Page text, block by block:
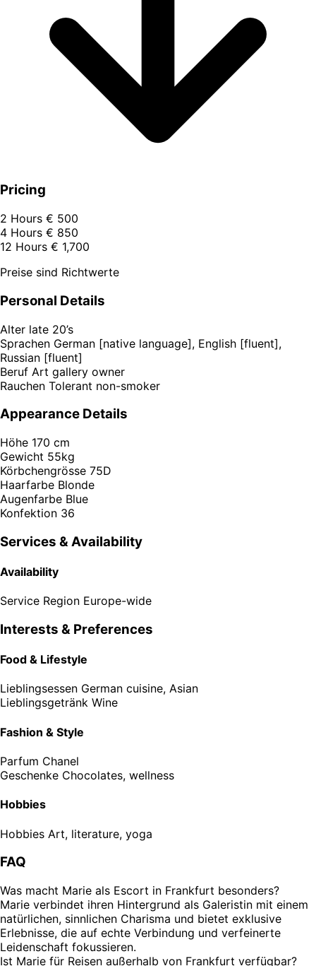
Pricing
2 Hours € 500
4 Hours € 850
12 Hours € 1,700
Preise sind Richtwerte
Personal Details
Alter late 20’s
Sprachen German [native language], English [fluent],
Russian [fluent]
Beruf Art gallery owner
Rauchen Tolerant non-smoker
Appearance Details
Höhe 170 cm
Gewicht 55kg
Körbchengrösse 75D
Haarfarbe Blonde
Augenfarbe Blue
Konfektion 36
Services & Availability
Availability
Service Region Europe-wide
Interests & Preferences
Food & Lifestyle
Lieblingsessen German cuisine, Asian
Lieblingsgetränk Wine
Fashion & Style
Parfum Chanel
Geschenke Chocolates, wellness
Hobbies
Hobbies Art, literature, yoga
FAQ
Was macht Marie als Escort in Frankfurt besonders?
Marie verbindet ihren Hintergrund als Galeristin mit einem
natürlichen, sinnlichen Charisma und bietet exklusive
Erlebnisse, die auf echte Verbindung und verfeinerte
Leidenschaft fokussieren.
Ist Marie für Reisen außerhalb von Frankfurt verfügbar?